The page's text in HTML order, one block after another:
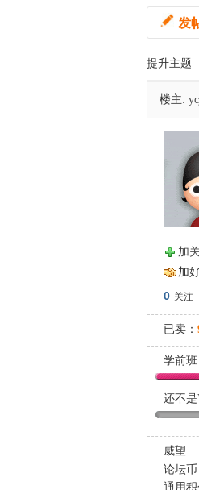
发
提升主题
楼主:
加
加
0 关注
已卖：
学前班
还不是
威望
论坛币
通用